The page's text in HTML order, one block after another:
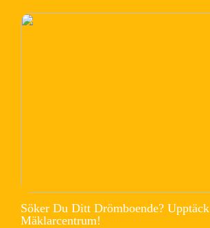
Söker Du Ditt Drömboende? Upptäck
Mäklarcentrum!